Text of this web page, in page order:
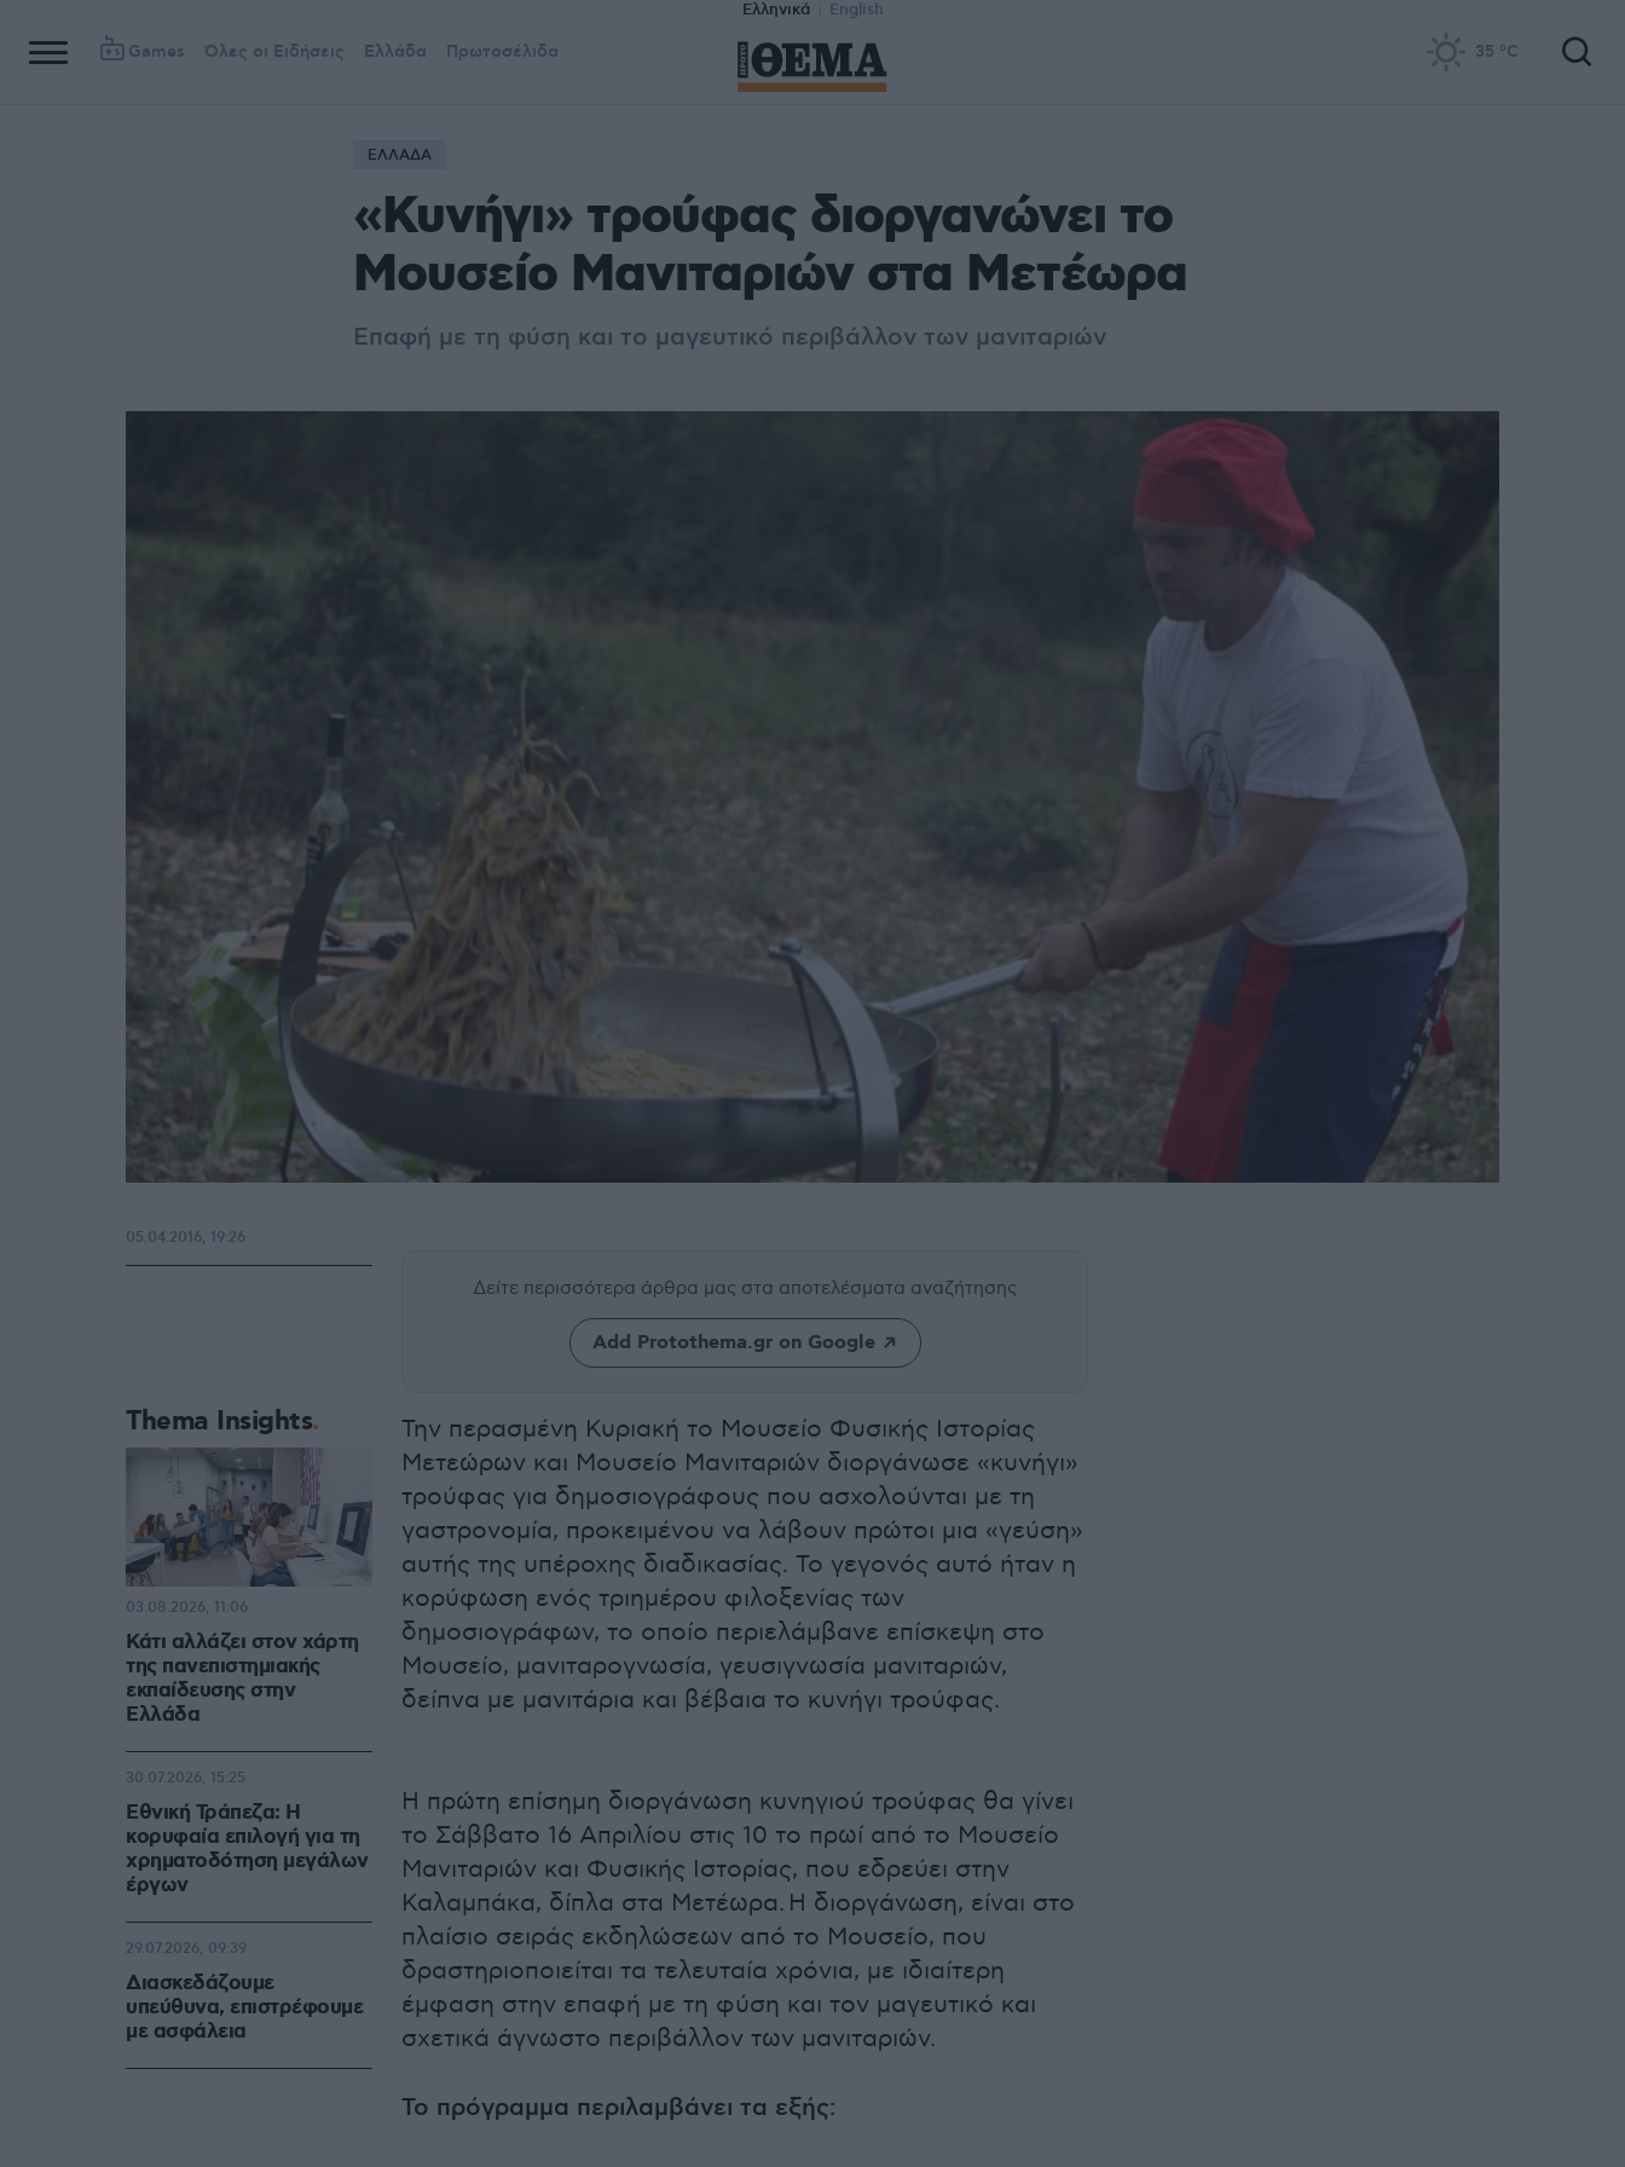
Ελληνικά English
Games Όλες οι Ειδήσεις Ελλάδα Πρωτοσέλιδα 35 °C
ΕΛΛΑΔΑ
«Κυνήγι» τρούφας διοργανώνει το
Μουσείο Μανιταριών στα Μετέωρα
Επαφή με τη φύση και το μαγευτικό περιβάλλον των μανιταριών
Δείτε περισσότερα άρθρα μας στα αποτελέσματα αναζήτησης
Add Protothema.gr on Google
Την περασμένη Κυριακή το Μουσείο Φυσικής Ιστορίας
Μετεώρων και Μουσείο Μανιταριών διοργάνωσε «κυνήγι»
τρούφας για δημοσιογράφους που ασχολούνται με τη
γαστρονομία, προκειμένου να λάβουν πρώτοι μια «γεύση»
αυτής της υπέροχης διαδικασίας. Το γεγονός αυτό ήταν η
κορύφωση ενός τριημέρου φιλοξενίας των
δημοσιογράφων, το οποίο περιελάμβανε επίσκεψη στο
Μουσείο, μανιταρογνωσία, γευσιγνωσία μανιταριών,
δείπνα με μανιτάρια και βέβαια το κυνήγι τρούφας.
Η πρώτη επίσημη διοργάνωση κυνηγιού τρούφας θα γίνει
το Σάββατο 16 Απριλίου στις 10 το πρωί από το Μουσείο
Μανιταριών και Φυσικής Ιστορίας, που εδρεύει στην
Καλαμπάκα, δίπλα στα Μετέωρα. Η διοργάνωση, είναι στο
πλαίσιο σειράς εκδηλώσεων από το Μουσείο, που
δραστηριοποιείται τα τελευταία χρόνια, με ιδιαίτερη
έμφαση στην επαφή με τη φύση και τον μαγευτικό και
σχετικά άγνωστο περιβάλλον των μανιταριών.
Το πρόγραμμα περιλαμβάνει τα εξής:
05.04.2016, 19:26
Thema Insights
Κάτι αλλάζει στον χάρτη
της πανεπιστημιακής
εκπαίδευσης στην
Ελλάδα
03.08.2026, 11:06
Εθνική Τράπεζα: Η
κορυφαία επιλογή για τη
χρηματοδότηση μεγάλων
έργων
30.07.2026, 15:25
Διασκεδάζουμε
υπεύθυνα, επιστρέφουμε
με ασφάλεια
29.07.2026, 09:39